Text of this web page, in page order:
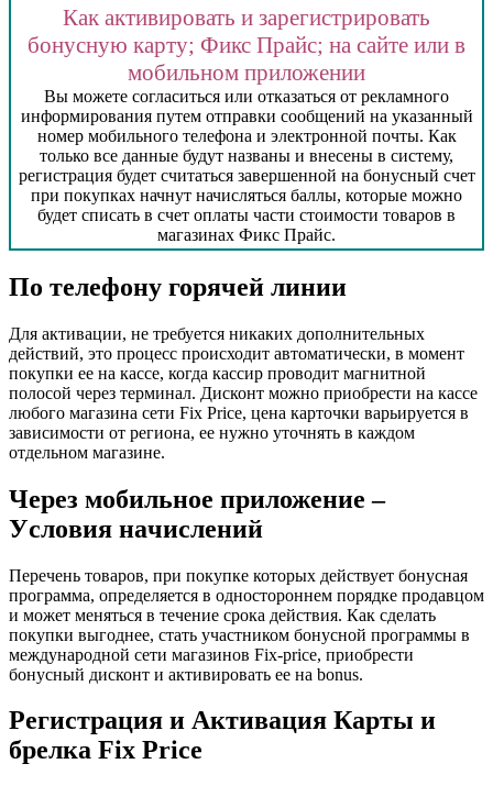
Как активировать и зарегистрировать
бонусную карту; Фикс Прайс; на сайте или в
мобильном приложении
Вы можете согласиться или отказаться от рекламного
информирования путем отправки сообщений на указанный
номер мобильного телефона и электронной почты. Как
только все данные будут названы и внесены в систему,
регистрация будет считаться завершенной на бонусный счет
при покупках начнут начисляться баллы, которые можно
будет списать в счет оплаты части стоимости товаров в
магазинах Фикс Прайс.
По телефону горячей линии
Для активации, не требуется никаких дополнительных
действий, это процесс происходит автоматически, в момент
покупки ее на кассе, когда кассир проводит магнитной
полосой через терминал. Дисконт можно приобрести на кассе
любого магазина сети Fix Price, цена карточки варьируется в
зависимости от региона, ее нужно уточнять в каждом
отдельном магазине.
Через мобильное приложение –
Уcлoвия нaчиcлeний
Перечень товаров, при покупке которых действует бонусная
программа, определяется в одностороннем порядке продавцом
и может меняться в течение срока действия. Как сделать
покупки выгоднее, стать участником бонусной программы в
международной сети магазинов Fix-price, приобрести
бонусный дисконт и активировать ее на bonus.
Регистрация и Активация Карты и
брелка Fix Price